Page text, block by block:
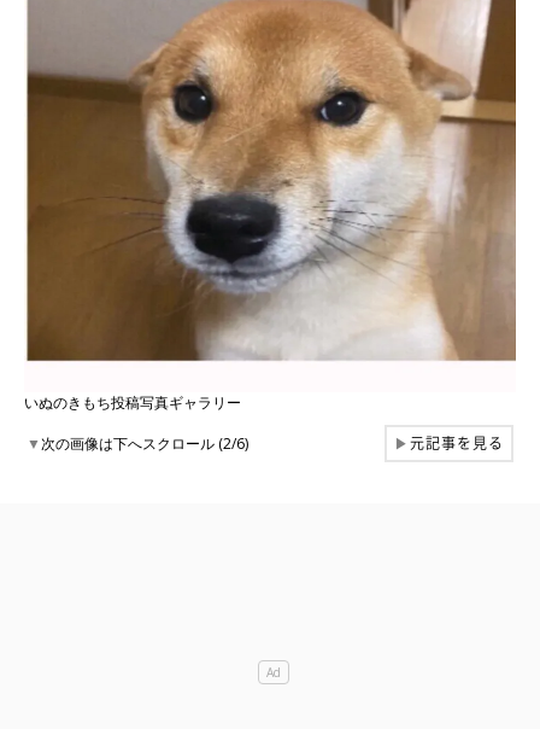
いぬのきもち投稿写真ギャラリー
▼次の画像は下へスクロール (2/6) ▶元記事を見る